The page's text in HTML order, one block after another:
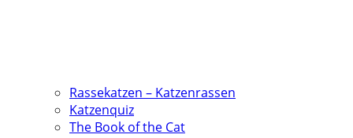
Rassekatzen – Katzenrassen
Katzenquiz
The Book of the Cat